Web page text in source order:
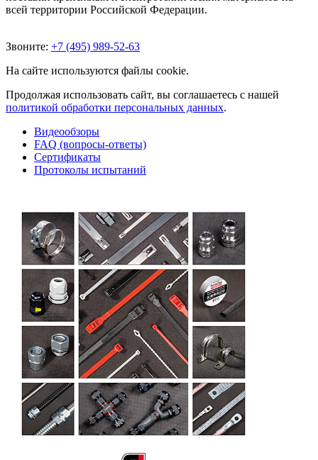
всей территории Российской Федерации.
Звоните: +7 (495) 989-52-63
На сайте используются файлы cookie.
Продолжая использовать сайт, вы соглашаетесь с нашей
политикой обработки персональных данных.
Видеообзоры
FAQ (вопросы-ответы)
Сертификаты
Протоколы испытаний